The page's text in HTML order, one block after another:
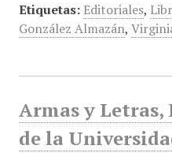
Etiquetas: Editoriales,
González Almazán,
Armas y
de la